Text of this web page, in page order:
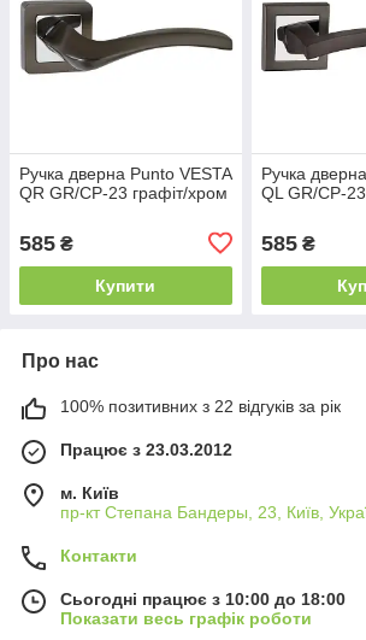
Ручка дверна Punto VESTA
QR GR/CP-23 графіт/хром
585 ₴
Купити
Ручка
QL GR/CP-
585₴
Про нас
100% позитивних з 22 відгуків за рік
Працює з 23.03.2012
м. Київ
пр-кт Степана Бандеры, 23, Київ,
Контакти
Сьогодні працює з 10:00 до 18:00
Показати весь графік роботи